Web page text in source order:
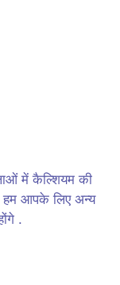
में कैल्शियम की
आपके लिए अन्य
.